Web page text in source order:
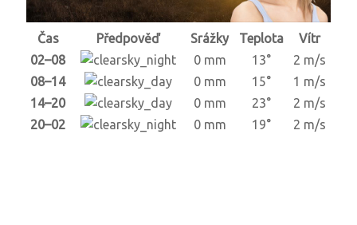
Čas Předpověď Srážky Teplota
Vítr
02–08
0 mm 13°
2 m/s
08–14
0 mm 15°
1 m/s
14–20
0 mm 23°
2 m/s
20–02
0 mm 19° 2 m/s